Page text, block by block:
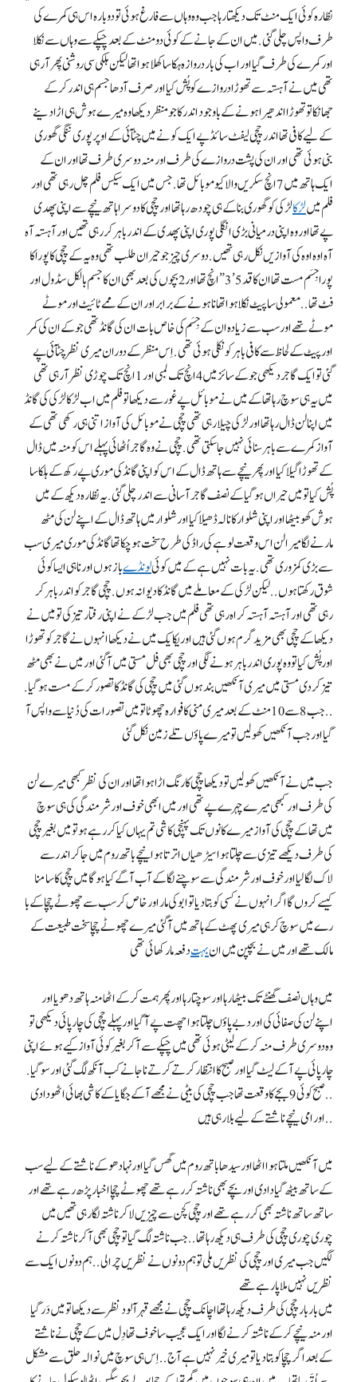
نظارہ کوئی ایک منٹ تک دیکھتا رہا جب وہ وہاں سے فارغ ہوئی تو دوبارہ اس ہی کمرے کی
طرف واپس چلی گئی . میں ان کے جانے کے کوئی دو منٹ کے بعد چپکے سے وہاں سے نکلا
اور کمرے کی طرف گیا اور اب کی بار دروازہ ہکا سا کھلا ہوا تھا لیکن ہلکی سی روشنی پِھر آ رہی
تھی میں نے آہستہ سے تھوڑا دروازے کو پُش کیا اور صرف آدھا جسم ہی اندر کر کے
جھانکا تو تھوڑا اندھیرا ہونے کے باوجود اندر کا جو منظر دیکھا وہ میرے ہوش ہی اڑا دینے
کے لیے کافی تھا اندر چچی لیفٹ سائڈ پے ایک کونے میں چٹآ ئی کے اوپر پوری ننگی گھوری
بنی ہوئی تھی اور ان کی پشت دروازے کی طرف اور منہ دوسری طرف تھا اور ان کے
ایک ہاتھ میں 7 انچ سکریں والا کیو موبائل تھا .جس میں ایک سیکس فلم چل رہی تھی اور
فلم میںلڑکالڑکی کو گھوری بنا کے ہی چودھ رہا تھا اور چچی کا دوسرا ہاتھ نیچے سے اپنی پھدی
پے تھا اور وہ اپنی درمیانی بڑی انگلی پوری اپنی پھدی کے اندر باہر کر رہی تھیں اور آہستہ آہ
آہ اوہ اوہ کی آوازیں نکل رہی تھیں . دوسری چیز جو حیران طلب تھی وہ یہ کے چچی کا پورا کا
پورا جِسَم مست تھا ان کا قد 5 ’ 3 ” انچ تھا اور 2 بچوں کی بعد بھی ان کا جسم بالکل سڈول اور
فٹ تھا . . معمولی سا پیٹ نکلا ہوا تھا نا ہونے کے برابر اور ان کے ممے ٹائیٹ اور موٹے
موٹے تھے اور سب سے زیادہ ان کے جِسَم کی خاص بات ان کی گانڈ تھی جو کے ان کی کمر
اور پیٹ کے لحاظ سے کافی باہر کو نکلی ہوئی تھی .اِس منظر کے دوران میری نظر چٹآ ئی پے
گئی تو ایک گاجر دیکھی جو کے سائز میں 4 انچ تک لمبی اور 1 انچ تک چوڑی نظر آ رہی تھی
میں یہ ہی سوچ رہا تھا کے میں نے موبائل پے غور سے دیکھا تو فلم میں اب لڑکا لڑکی کی گانڈ
میں اپنا لن ڈال رہا تھا اور لڑکی چیلا رہی تھی چچی نے موبائل کی آواز اتنی ہی رکھی تھی کے
آواز کمرے سے باہر سنائی نہیں جا سکتی تھی . چچی نے وہ گاجر اُٹھائی پہلے اس کو منہ میں ڈال
کے تھوڑا گیلاکیا اور پِھر نیچے سے ہاتھ ڈال کے اس کو اپنی گانڈ کی موری پے رکھ کے ہلکا سا
پُش کیا تو میں حیراں ہو گیا کےنصف گاجر آسانی سے اندر چلی گئی .یہ نظارہ دیکھ کے میں
ہوش کھو بیٹھا اور اپنی شلوار کا نالہ ڈھیلا کیا اور شلوار میں ہاتھ ڈال کے اپنے لن کی مٹھ
مارنے لگا میرا لن اس وقعت لوہے کی را ڈ کی طرح سخت ہو چکا تھا گانڈ کی موری میری سب
سے بڑی کمزوری تھی . یہ بات نہیں ہے کے میں کوئیلونڈےباز ہوں اور نا ہی ایسا کوئی
شوق رکھتا ہوں . . لیکن لڑکی کے معاملے میں گانڈ کا دیوانہ ہوں. چچی گاجر کو اندر باہر کر
رہی تھی اور آہستہ آہستہ کرا ہ رہی تھی فلم میں جب لڑکے نے اپنی رفتار تیز کی تو میں نے
دیکھا کے چچی بھی مزید گرم ہوں گئی ہیں اور یکا یک میں نے دیکھا انہوں نے گاجر کو تھوڑا
اور پُش کیا تو وہ پوری اندر باہر ہونے لگی اور چچی بھی فل مستی میں آ گئی اور میں نے بھی مٹھ
تیز کر دی مستی میں میری آنکھیں بند ہوں گئی میں چچی کی گانڈ کا تصور کر کے مست ہو گیا .
. . جب 8 سے10 منٹ کے بعد میری منی کا فوارہ چھو ٹا تو میں تصور ات کی دُنیا سے واپس آ
گیا اور جب آنکھیں کھولیں تو میرے پاؤں تلے زمین نکل گئی
جب میں نے آنکھیں کھولیں تو دیکھا چچی کا رنگ اڑا ہوا تھا اور ان کی نظر کبھی میرے لن
کی طرف اور کبھی میرے چہرے پے تھی اور میں ابھی خوف اور شرمندگی کی ہی سوچ
میں تھا کے چچی کی آواز میرے کا نوں تک پہنچی کا شی تم یہاں کیا کر رہے ہو تو میں بغیر چچی
کی طرف دیکھے تیزی سے چلتا ہوا سیڑھیاں اترتا ہوا نیچے باتھ روم میں جا کر اندر سے
لاک لگا لیا اور خوف اور شرمندگی سے سوچنے لگا کے آب آگے کیا ہو گا میں چچی کا سامنا
کیسے کروں گا اگر انہوں نے کسی کو بتا دیا تو ابو کی مار اور خاص کر سب سے چھوٹے چچا کے با
رے میں سوچ کر ہی میری پھٹ کے ہاتھ میں آ گئی میرے چھوٹے چچا سخت طبیعت کے
مالک تھے اور میں نے بچپن میں انبہتدفعہ مار کھائی تھی
میں وہاں نصف گھنٹے تک بیٹھا رہا اور سوچتا رہا اور پِھر ہمت کر کے اٹھا منہ ہاتھ دھویا اور
اپنے لن کی صفائی کی اور دبے پاؤں چلتا ہوا چھت پے آ گیا اور پہلے چچی کی چار پائی دیکھی تو
وہ دوسری طرف منہ کر کے لیٹی ہوئی تھی میں چپکے سے آ کر بغیر کوئی آواز کیے ہوئے اپنی
چار پائی پے آ کے لیٹ گیا اور صبح کا انتظار کرتے کرتے نا جانے کب آنکھ لگ گئی اور سو گیا .
. . صبح کوئی 9 بجے کا وقعت تھا جب چچی کی بیٹی نے مجھے آ کے جگایا کے کا شی بھائی اٹھو دادی
اور امی نیچے ناشتےکے لیے بلا رہی ہیں ..
میں آنکھیں ملتا ہوا اٹھا اور سیدھا باتھ روم میں گھس گیا اور نہا دھو کے ناشتے کے لیے سب
کے ساتھ بیٹھ گیا دادی اور بچے بھی ناشتہ کر رہے تھے چھوٹے چچا اخبار پڑھ رہے تھے اور
ساتھ ساتھ ناشتہ بھی کر رہے تھے اور چچی کچن سے چیزیں لا کر ناشتہ لگا رہی تھیں میں
چوری چوری چچی کی طرف ہی دیکھ رہا تھا . . جب ناشتہ لگ گیا تو چچی بھی آ کر ناشتہ کرنے
لگیں جب میری اور چچی کی نظریں ملی تو ہم دونوں نے نظریں چرا لی . . ہم دونوں ایک سے
نظریں نہیں ملا پا رہے تھے
میں بار بار چچی کی طرف دیکھ رہا تھا اچانک چچی نے مجھے قہر آلود نظر سے دیکھا تو میں دَر گیا
اور منہ نیچے کر کے ناشتہ کرنے لگا اور ایک عجیب سا خوف تھا دِل میں کے چچی نے ناشتے
کے بعد اگر چچا کو بتا دیا تو میری خیر نہیں ہے آج . . اِس ہی سوچ میں نوالہ حلق سے مشکل